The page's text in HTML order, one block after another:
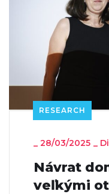
RESEARCH
28/03/2025
Návrat
veľkými